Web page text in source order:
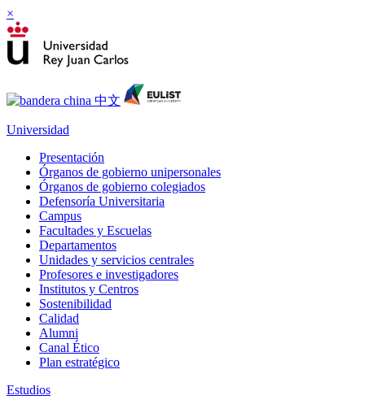
×
Universidad
Presentación
Órganos de gobierno unipersonales
Órganos de gobierno colegiados
Defensoría Universitaria
Campus
Facultades y Escuelas
Departamentos
Unidades y servicios centrales
Profesores e investigadores
Institutos y Centros
Sostenibilidad
Calidad
Alumni
Canal Ético
Plan estratégico
Estudios